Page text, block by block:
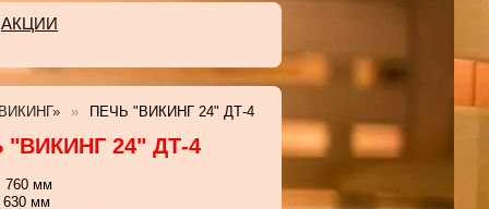
АКЦИИ
ПЕЧЬ "ВИКИНГ 24" ДТ-4
"ВИКИНГ 24" ДТ-4
760 мм
мм